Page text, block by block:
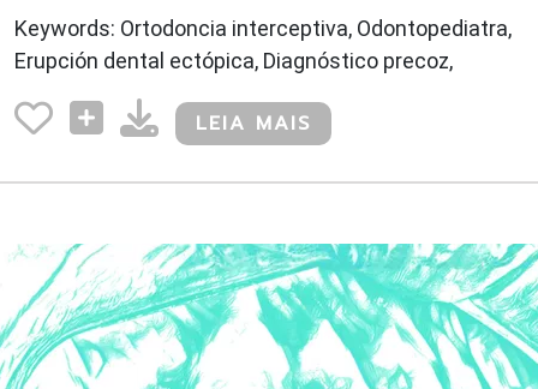
Keywords: Ortodoncia interceptiva, Odontopediatra,
Erupción dental ectópica, Diagnóstico precoz,
LEIA MAIS